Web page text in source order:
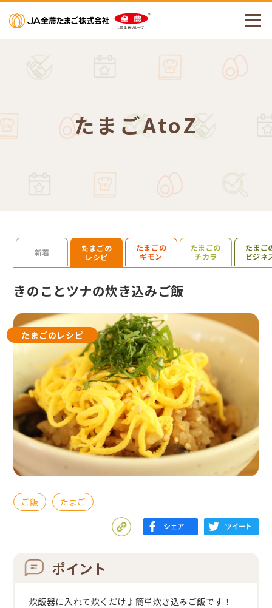
メニューを開く
たまごAtoZ
新着
たまごの
レシピ
たまごの
ギモン
たまごの
チカラ
たまご
ビジネ
検索を開く
きのことツナの炊き込みご飯
たまごのレシピ
ご飯 たまご
ポイント
炊飯器に入れて炊くだけ♪簡単炊き込みご飯です！